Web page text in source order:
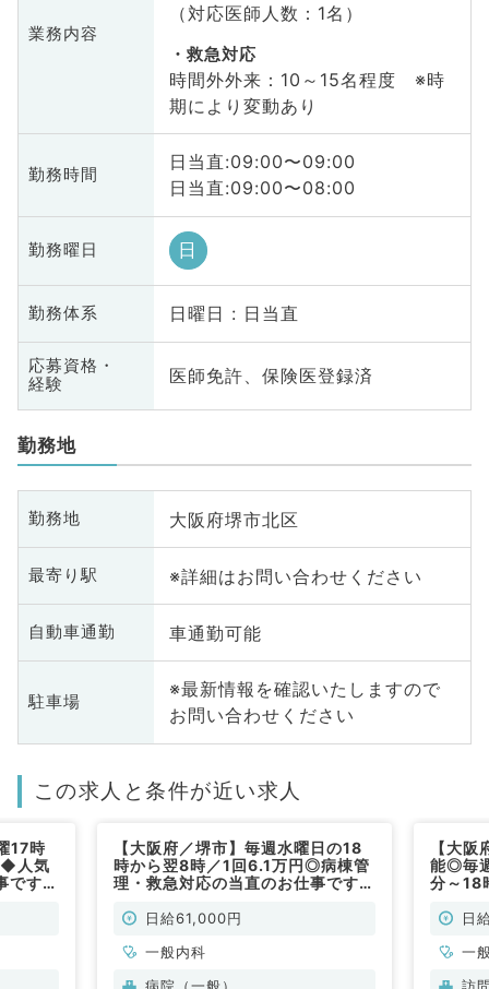
業務内容
（対応医師人数：1名）
救急対応
時間外外来：10～15名程度 ※時
期により変動あり
勤務時間
日当直:09:00〜09:00
日当直:09:00〜08:00
勤務曜日 日
勤務体系 日曜日 : 日当直
応募資格・
経験
医師免許、保険医登録済
勤務地
勤務地 大阪府堺市北区
最寄り駅 ※詳細はお問い合わせください
自動車通勤 車通勤可能
駐車場
※最新情報を確認いたしますので
お問い合わせください
この求人と条件が近い求人
17時
◆人気
です
【大阪府／堺市】毎週水曜日の18
時から翌8時／1回6.1万円◎病棟管
理・救急対応の当直のお仕事です
日給61,000円
一般内科
【大
能◎毎
分～18
す◎（
日
一